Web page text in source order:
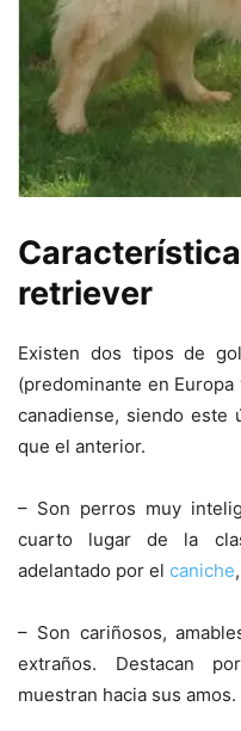
retriever
Existen dos tipos de
(predominante en
canadiense, siendo este
que el anterior.
– Son perros muy
cuarto lugar de la
adelantado por el caniche,
– Son cariñosos,
extraños. Destacan
muestran hacia sus amos.